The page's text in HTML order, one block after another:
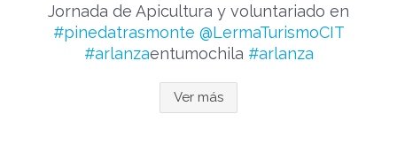
Jornada de Apicultura y voluntariado en
#pinedatrasmonte @LermaTurismoCIT
#arlanzaentumochila #arlanza
Ver más